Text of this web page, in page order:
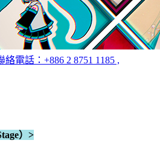
絡電話：+886 2 8751 1185 ,
）>